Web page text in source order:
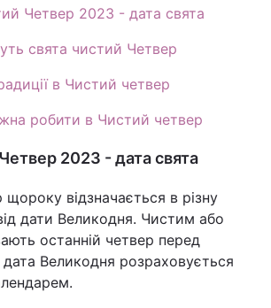
Інциденти
Туризм
Погода
Регіони
Четвер 2023 - дата свята
свята чистий Четвер
в Чистий четвер
робити в Чистий четвер
2023 - дата свята
відзначається в різну
дати Великодня. Чистим або
останній четвер перед
Великодня розраховується